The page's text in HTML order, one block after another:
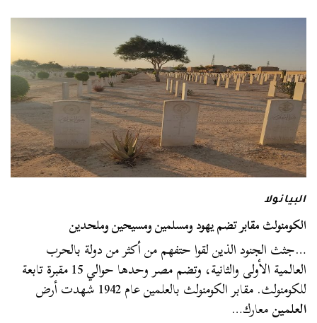
البيانولا
الكومنولث مقابر تضم يهود ومسلمين ومسيحين وملحدين
…جثث الجنود الذين لقوا حتفهم من أكثر من دولة بالحرب
العالمية الأولى والثانية، وتضم مصر وحدها حوالي 15 مقبرة تابعة
للكومنولث. مقابر الكومنولث بالعلمين عام 1942 شهدت أرض
العلمينمعارك…